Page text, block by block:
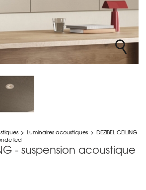
> Luminaires acoustiques > DEZIBEL CEILING
led
- suspension acoustique